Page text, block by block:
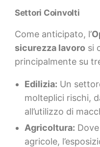
Settori Coinvolti
Come anticipato, l’
sicurezza lavoro si
principalmente su
Edilizia: Un
molteplici rischi,
all’utilizzo di
Agricoltura:
agricole,